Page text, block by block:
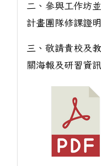
二、參與工作坊
計畫團隊修課證
三、敬請貴校及
關海報及研習資